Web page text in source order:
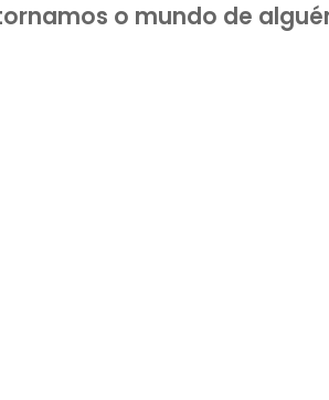
o mundo de